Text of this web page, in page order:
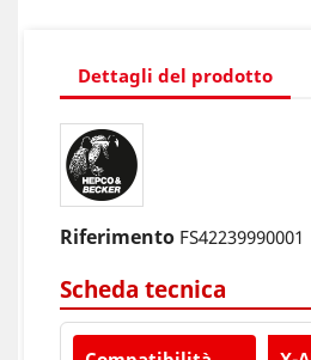
Dettagli del prodotto
Riferimento FS42239990001
Scheda tecnica